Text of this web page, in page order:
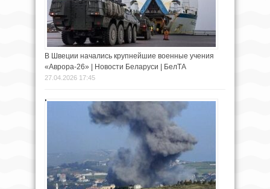
В Швеции начались крупнейшие военные учения
«Аврора-26» | Новости Беларуси | БелТА
27.04.2026 17:45